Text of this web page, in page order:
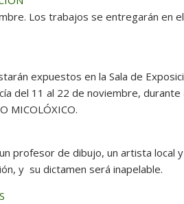
Los trabajos se entregarán en el
expuestos en la Sala de
del 11 al 22 de noviembre, durante
MICOLÓXICO.
profesor de dibujo, un artista local
y su dictamen será inapelable.